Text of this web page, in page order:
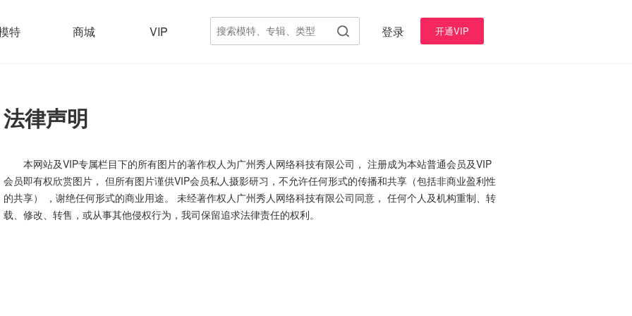
特 商城 VIP 登录 开通VIP
法律声明
本网站及VIP专属栏目下的所有图片的著作权人为广州秀人网络科技有限公司， 注册成为本站普通会员及VIP
会员即有权欣赏图片， 但所有图片谨供VIP会员私人摄影研习，不允许任何形式的传播和共享（包括非商业盈利性
的共享） ，谢绝任何形式的商业用途。 未经著作权人广州秀人网络科技有限公司同意， 任何个人及机构重制、转
载、修改、转售，或从事其他侵权行为，我司保留追求法律责任的权利。